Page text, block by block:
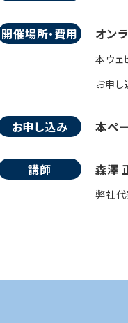
開催場所・費用 オン
本ウェ
お申
お申し込み 本ペ
講師 森澤
弊社代